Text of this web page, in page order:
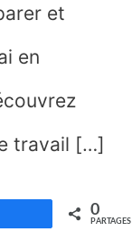
et
en
travail […]
0
PARTAGES